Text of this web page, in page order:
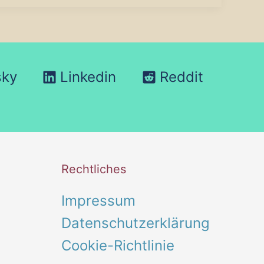
Linkedin Reddit
Rechtliches
Impressum
Datenschutzerklärung
Cookie-Richtlinie